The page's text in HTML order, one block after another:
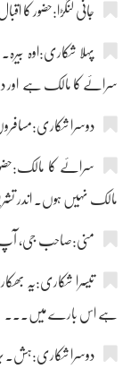
جانی لنگڑا:حضور کا
پہلا شکاری:اوہ
سرائے کا مالک ہے اور
دوسرا
سرائے کا
مالک نہیں ہوں۔ اندر
منی:صاحب جی، آپ
تیسرا شکاری:یہ
ہے اس بارے میں۔۔۔
دوسرا شکاری:ہش۔